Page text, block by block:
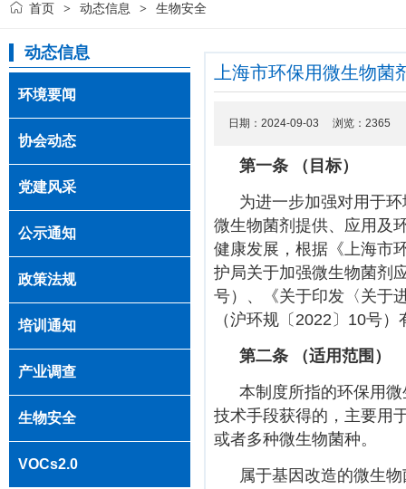
首页 > 动态信息 > 生物安全
动态信息
环境要闻
协会动态
党建风采
公示通知
政策法规
培训通知
产业调查
生物安全
VOCs2.0
上海市环保用微生物
日期：2024-09-03 浏览： 2365
第一条 （目标）
为进一步加强对用于
微生物菌剂提供、应用及
健康发展，根据《上海市
护局关于加强微生物菌剂
号）、《关于印发〈关于
（沪环规〔 2022 〕 10号）
第二条
（适用范围）
本制度所指的环保用
技术手段获得的，主要用
或者多种微生物菌种。
属于基因改造的微生